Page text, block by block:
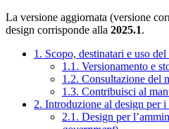
La versione aggiornata (versione
design corrisponde alla 2025.1.
1. Scopo, destinatari e uso
1.1. Versionamento e
1.2. Consultazione del
1.3. Contribuisci al
2. Introduzione al design per
2.1. Design per